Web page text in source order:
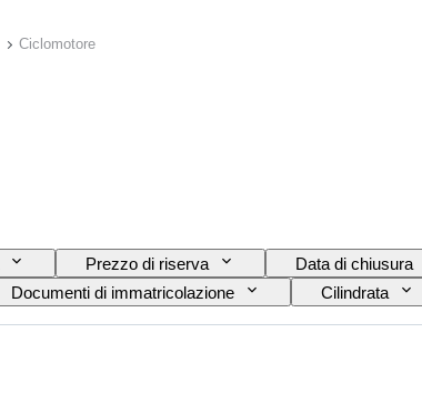
Ciclomotore
Prezzo di riserva Data di chiusura
Documenti di immatricolazione Cilindrata